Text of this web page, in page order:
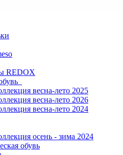
REDOX
весна-лето 2025
весна-лето 2026
весна-лето 2024
осень - зима 2024
обувь